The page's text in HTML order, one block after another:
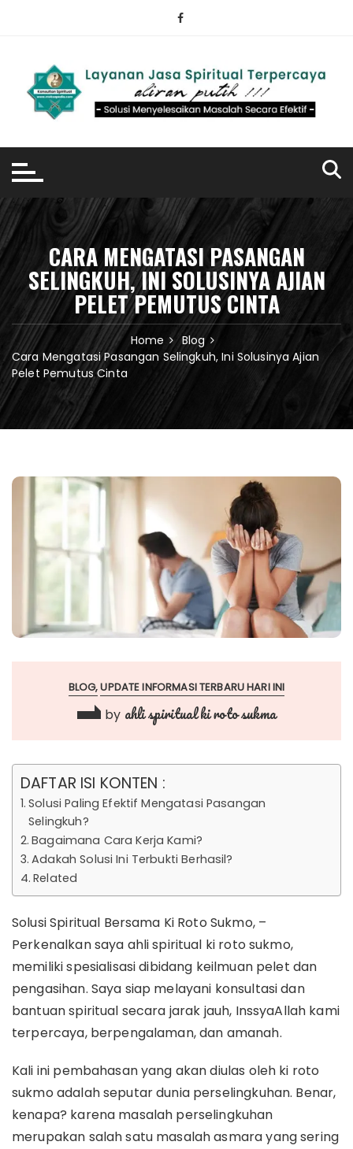
CARA MENGATASI PASANGAN
SELINGKUH, INI SOLUSINYA AJIAN
PELET PEMUTUS CINTA
Home
Blog
Cara Mengatasi Pasangan Selingkuh, Ini Solusinya Ajian
Pelet Pemutus Cinta
BLOG UPDATE INFORMASI TERBARU HARI INI
by ahli spiritual ki roto sukma
DAFTAR ISI KONTEN :
Solusi Paling Efektif Mengatasi Pasangan
Selingkuh?
Bagaimana Cara Kerja Kami?
Adakah Solusi Ini Terbukti Berhasil?
Related
Solusi Spiritual Bersama Ki Roto Sukmo, –
Perkenalkan saya ahli spiritual ki roto sukmo,
memiliki spesialisasi dibidang keilmuan pelet dan
pengasihan. Saya siap melayani konsultasi dan
bantuan spiritual secara jarak jauh, InssyaAllah kami
terpercaya, berpengalaman, dan amanah.
Kali ini pembahasan yang akan diulas oleh ki roto
sukmo adalah seputar dunia perselingkuhan. Benar,
kenapa? karena masalah perselingkuhan
merupakan salah satu masalah asmara yang sering